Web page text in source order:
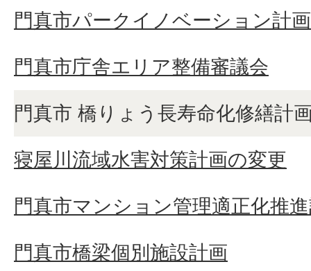
門真市パークイノベーション計
門真市庁舎エリア整備審議会
門真市 橋りょう長寿命化修繕計
寝屋川流域水害対策計画の変更
門真市マンション管理適正化推
門真市橋梁個別施設計画